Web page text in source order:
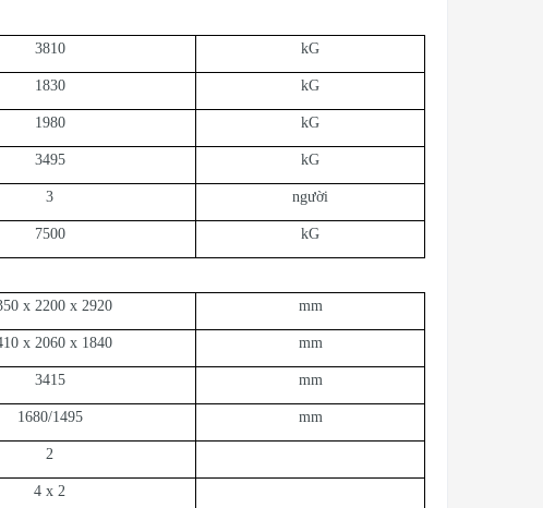
3810 kG
1830 kG
1980 kG
3495 kG
3 người
7500 kG
x 2200 x 2920 mm
x 2060 x 1840 mm
3415 mm
1680/1495 mm
2
4 x 2